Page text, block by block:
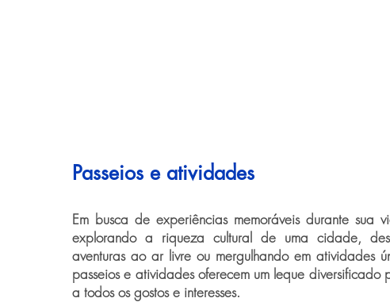
Passeios e atividades
Em busca de experiências memoráveis durante sua
explorando a riqueza cultural de uma cidade,
aventuras ao ar livre ou mergulhando em atividades
passeios e atividades oferecem um leque diversificado
a todos os gostos e interesses.